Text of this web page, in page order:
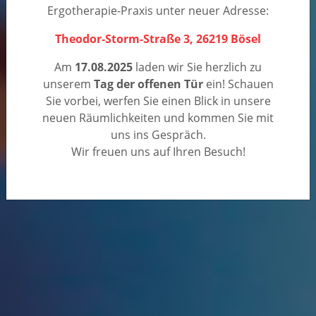
Ergotherapie-Praxis unter neuer Adresse:
Theodor-Storm-Straße 3, 26219 Bösel
Am 17.08.2025 laden wir Sie herzlich zu
unserem Tag der offenen Türein! Schauen
Sie vorbei, werfen Sie einen Blick in unsere
neuen Räumlichkeiten und kommen Sie mit
uns ins Gespräch.
Wir freuen uns auf Ihren Besuch!